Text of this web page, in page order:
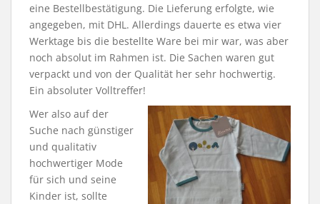
eine Bestellbestätigung. Die Lieferung erfolgte, wie
angegeben, mit DHL. Allerdings dauerte es etwa vier
Werktage bis die bestellte Ware bei mir war, was aber
noch absolut im Rahmen ist. Die Sachen waren gut
verpackt und von der Qualität her sehr hochwertig.
Ein absoluter Volltreffer!
Wer also auf der
Suche nach günstiger
und qualitativ
hochwertiger Mode
für sich und seine
Kinder ist, sollte